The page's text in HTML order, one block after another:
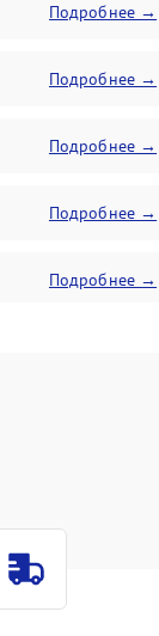
Подробнее →
Подробнее →
Подробнее →
Подробнее →
Подробнее →